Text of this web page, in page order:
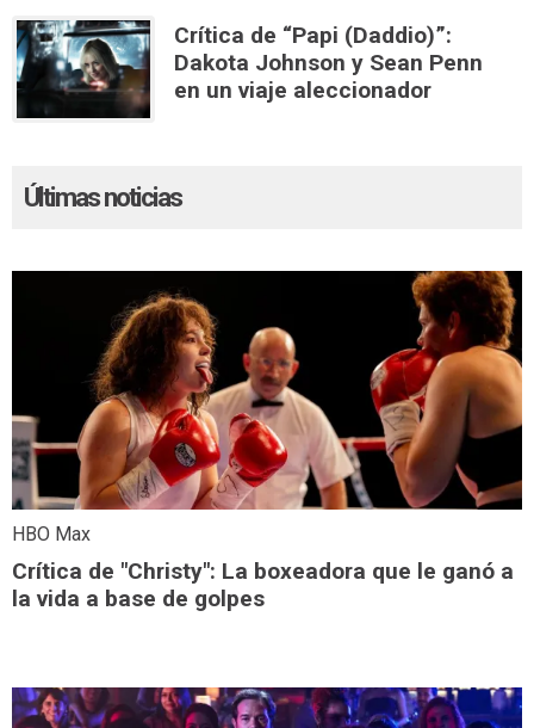
Crítica de “Papi (Daddio)”:
Dakota Johnson y Sean Penn
en un viaje aleccionador
Últimas noticias
HBO Max
Crítica de "Christy": La boxeadora que le ganó a
la vida a base de golpes